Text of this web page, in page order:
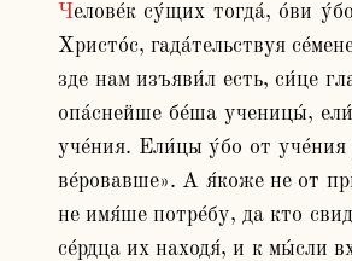
Челове́к су́щих тогда́, о́ви у́бо заблуже́нию внима́ху, о́ви же и́стинны держа́хуся: но и от сих не́цыи на ма́ло сея́ восприе́млюще, па́ки ея́ отпа́даху. Сих и
Христо́с, гада́тельствуя
зде нам изъяви́л есть, си́це
опа́снейше бе́ша ученицы́,
уче́ния. Ели́цы у́бо от
ве́ровавше». А я́коже не от
не имя́ше потре́бу, да кто
се́рдца их находя́, и к мы́сли